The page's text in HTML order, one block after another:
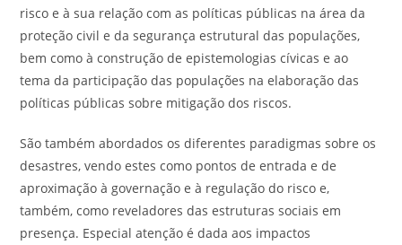
risco e à sua relação com as políticas públicas na área da
proteção civil e da segurança estrutural das populações,
bem como à construção de epistemologias cívicas e ao
tema da participação das populações na elaboração das
políticas públicas sobre mitigação dos riscos.
São também abordados os diferentes paradigmas sobre os
desastres, vendo estes como pontos de entrada e de
aproximação à governação e à regulação do risco e,
também, como reveladores das estruturas sociais em
presença. Especial atenção é dada aos impactos